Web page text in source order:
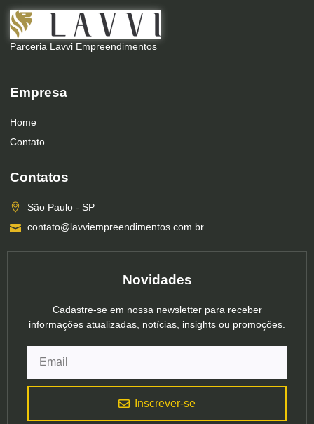
Parceria Lavvi Empreendimentos
Empresa
Home
Contato
Contatos
São Paulo - SP
contato@lavviempreendimentos.com.br
Novidades
Cadastre-se em nossa newsletter para receber
informações atualizadas, notícias, insights ou promoções.
Inscrever-se